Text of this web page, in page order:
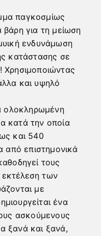
παγκοσμίως
βάρη για τη μείωση
ενδυνάμωση
κατάστασης σε
Χρησιμοποιώντας
και υψηλό
ολοκληρωμένη
κατά την οποία
και 540
επιστημονικά
τους
των
με
ένα
ασκούμενους
ξανά και ξανά,